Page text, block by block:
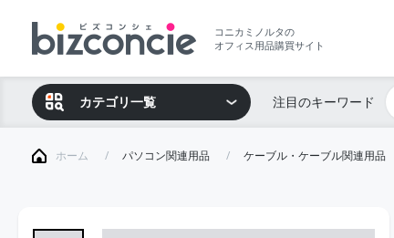
コニカミノルタの
オフィス用品購買サイト
カテゴリ一覧 注目のキーワード
ホーム パソコン関連用品 ケーブル・ケーブル関連用品